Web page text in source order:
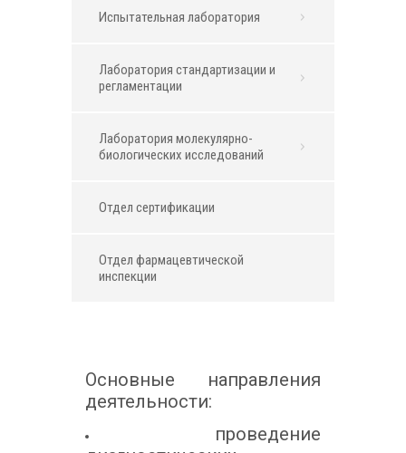
Испытательная лаборатория
Лаборатория стандартизации и
регламентации
Лаборатория молекулярно-
биологических исследований
Отдел сертификации
Отдел фармацевтической
инспекции
Основные направления
деятельности:
проведение